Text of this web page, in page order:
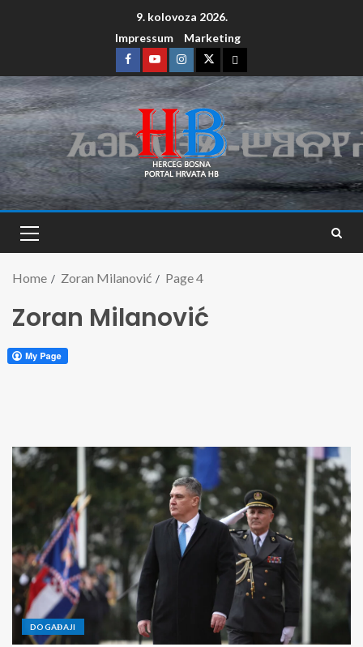
9. kolovoza 2026.
Impressum
Marketing
Home Zoran Milanović Page 4
Zoran Milanović
DOGAĐAJI